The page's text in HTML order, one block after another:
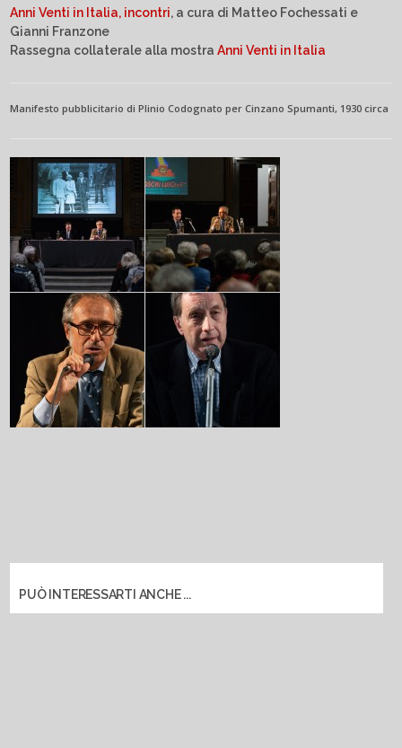
Anni Venti in Italia, incontri, a cura di Matteo Fochessati e
Gianni Franzone
Rassegna collaterale alla mostraAnni Venti in Italia
Manifesto pubblicitario di Plinio Codognato per Cinzano Spumanti, 1930 circa
PUÒ INTERESSARTI ANCHE ...